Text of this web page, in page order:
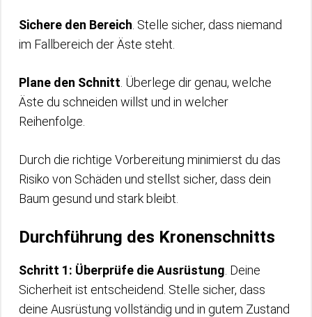
Sichere den Bereich . Stelle sicher, dass niemand
im Fallbereich der Äste steht.
Plane den Schnitt . Überlege dir genau, welche
Äste du schneiden willst und in welcher
Reihenfolge.
Durch die richtige Vorbereitung minimierst du das
Risiko von Schäden und stellst sicher, dass dein
Baum gesund und stark bleibt.
Durchführung des Kronenschnitts
Schritt 1: Überprüfe die Ausrüstung . Deine
Sicherheit ist entscheidend. Stelle sicher, dass
deine Ausrüstung vollständig und in gutem Zustand